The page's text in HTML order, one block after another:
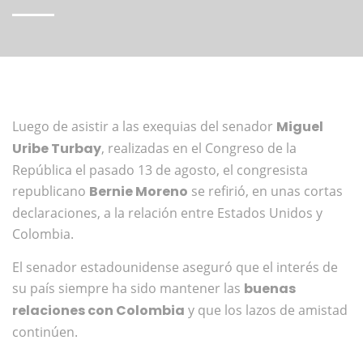
Luego de asistir a las exequias del senador Miguel
Uribe Turbay, realizadas en el Congreso de la
República el pasado 13 de agosto, el congresista
republicano Bernie Moreno se refirió, en unas cortas
declaraciones, a la relación entre Estados Unidos y
Colombia.
El senador estadounidense aseguró que el interés de
su país siempre ha sido mantener las buenas
relaciones con Colombia y que los lazos de amistad
continúen.